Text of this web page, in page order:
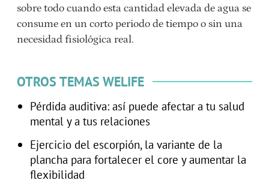
sobre todo cuando esta cantidad elevada de agua se
consume en un corto periodo de tiempo o sin una
necesidad fisiológica real.
OTROS TEMAS WELIFE
Pérdida auditiva: así puede afectar a tu salud
mental y a tus relaciones
Ejercicio del escorpión, la variante de la
plancha para fortalecer el core y aumentar la
flexibilidad